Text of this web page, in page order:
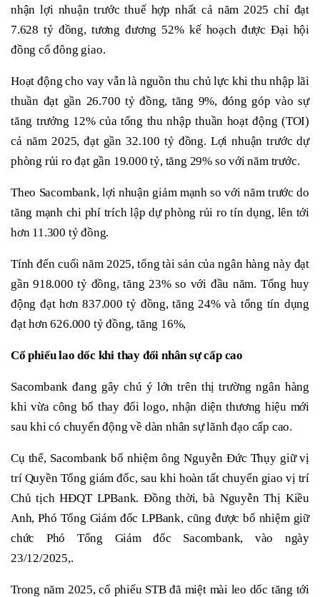
nhận lợi nhuận trước thuế hợp nhất cả năm 2025 chỉ đạt
7.628 tỷ đồng, tương đương 52% kế hoạch được Đại hội
đồng cổ đông giao.
Hoạt động cho vay vẫn là nguồn thu chủ lực khi thu nhập lãi
thuần đạt gần 26.700 tỷ đồng, tăng 9%, đóng góp vào sự
tăng trưởng 12% của tổng thu nhập thuần hoạt động (TOI)
cả năm 2025, đạt gần 32.100 tỷ đồng. Lợi nhuận trước dự
phòng rủi ro đạt gần 19.000 tỷ, tăng 29% so với năm trước.
Theo Sacombank, lợi nhuận giảm mạnh so với năm trước do
tăng mạnh chi phí trích lập dự phòng rủi ro tín dụng, lên tới
hơn 11.300 tỷ đồng.
Tính đến cuối năm 2025, tổng tài sản của ngân hàng này đạt
gần 918.000 tỷ đồng, tăng 23% so với đầu năm. Tổng huy
động đạt hơn 837.000 tỷ đồng, tăng 24% và tổng tín dụng
đạt hơn 626.000 tỷ đồng, tăng 16%,
Cổ phiếu lao dốc khi thay đổi nhân sự cấp cao
Sacombank đang gây chú ý lớn trên thị trường ngân hàng
khi vừa công bố thay đổi logo, nhận diện thương hiệu mới
sau khi có chuyển động về dàn nhân sự lãnh đạo cấp cao.
Cụ thể, Sacombank bổ nhiệm ông Nguyễn Đức Thụy giữ vị
trí Quyền Tổng giám đốc, sau khi hoàn tất chuyển giao vị trí
Chủ tịch HĐQT LPBank. Đồng thời, bà Nguyễn Thị Kiều
Anh, Phó Tổng Giám đốc LPBank, cũng được bổ nhiệm giữ
chức Phó Tổng Giám đốc Sacombank, vào ngày
23/12/2025,.
Trong năm 2025, cổ phiếu STB đã miệt mài leo dốc tăng tới